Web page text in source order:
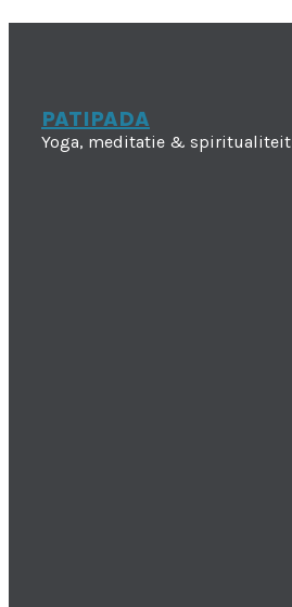
PATIPADA
Yoga, meditatie & spiritualiteit